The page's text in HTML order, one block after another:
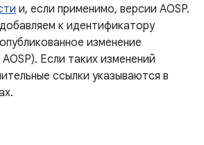
и, если применимо, версии AOSP.
к идентификатору
изменение
Если таких изменений
ссылки указываются в